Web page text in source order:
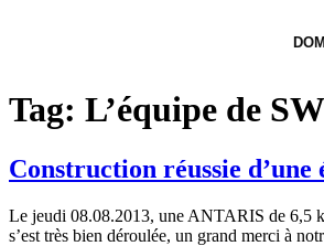
Tag: L’équipe de
Construction réussie
Le jeudi 08.08.2013, une ANTARIS de 6,5
s’est très bien déroulée, un grand merci à